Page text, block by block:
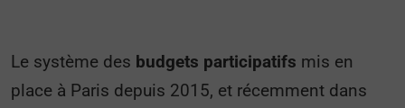
Le système des budgets participatifs mis en
place à Paris depuis 2015, et récemment dans